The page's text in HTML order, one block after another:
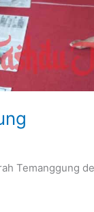
Temanggung